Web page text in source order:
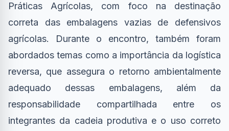
Práticas Agrícolas, com foco na destinação
correta das embalagens vazias de defensivos
agrícolas. Durante o encontro, também foram
abordados temas como a importância da logística
reversa, que assegura o retorno ambientalmente
adequado dessas embalagens, além da
responsabilidade compartilhada entre os
integrantes da cadeia produtiva e o uso correto